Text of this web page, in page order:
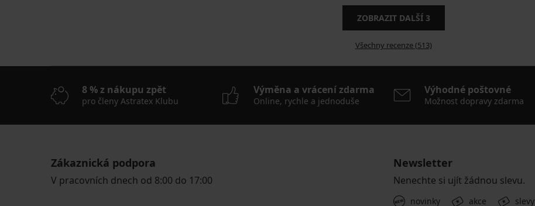
ZOBRAZIT DALŠÍ 3
Všechny recenze (513)
8 % z nákupu zpět
pro členy Astratex Klubu
Výměna a vrácení zdarma
Online, rychle a jednoduše
Výhodné poštovné
Možnost dopravy zdarma
Zákaznická podpora
V pracovních dnech od 8:00 do 17:00
Newsletter
Nenechte si ujít žádnou slevu.
novinky akce slevy